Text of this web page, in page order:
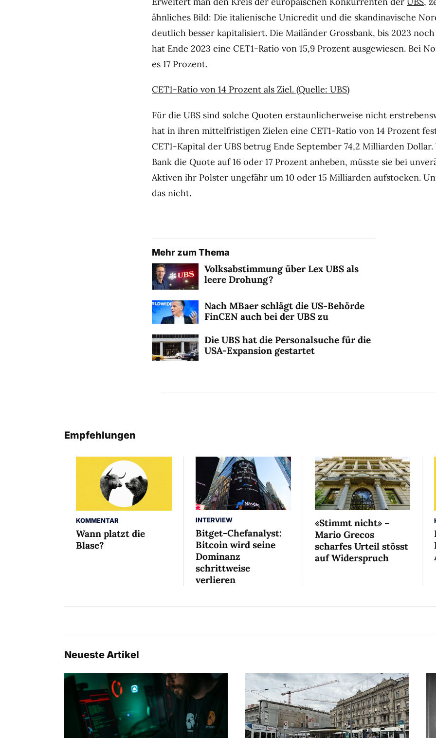
ähnliches Bild: Die italienische Unicredit und die skandinavische
deutlich besser kapitalisiert. Die Mailänder Grossbank, bis 2023 noch
hat Ende 2023 eine CET1-Ratio von 15,9 Prozent ausgewiesen. Bei
es 17 Prozent.
CET1-Ratio von 14 Prozent als Ziel. (Quelle: UBS)
Für die UBS sind solche Quoten erstaunlicherweise nicht
hat in ihren mittelfristigen Zielen eine CET1-Ratio von 14 Prozent
CET1-Kapital der UBS betrug Ende September 74,2 Milliarden
Bank die Quote auf 16 oder 17 Prozent anheben, müsste sie bei
Aktiven ihr Polster ungefähr um 10 oder 15 Milliarden aufstocken.
das nicht.
Mehr zum Thema
Volksabstimmung über Lex UBS als
leere Drohung?
Nach MBaer schlägt die US-Behörde
FinCEN auch bei der UBS zu
Die UBS hat die Personalsuche für die
USA-Expansion gestartet
Empfehlungen
KOMMENTAR
Wann platzt die
Blase?
INTERVIEW
Bitget-Chefanalyst:
Bitcoin wird seine
Dominanz
schrittweise
verlieren
«Stimmt nicht» –
Mario Grecos
scharfes Urteil stösst
auf Widerspruch
Neueste Artikel